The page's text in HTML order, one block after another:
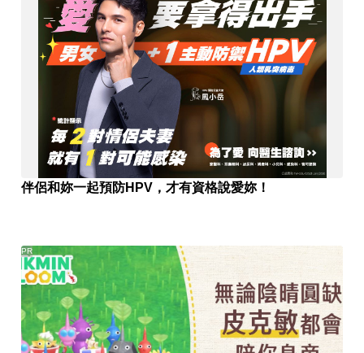
伴侶和妳一起預防HPV，才有資格說愛妳！
PR